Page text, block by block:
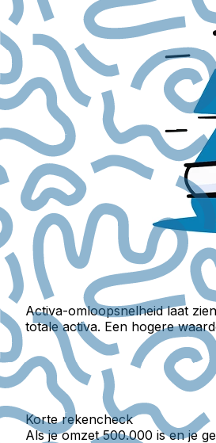
Activa-omloopsnelheidlaat
totale activa. Een hogere
Korte rekencheck
Als je omzet 500.000 is en je